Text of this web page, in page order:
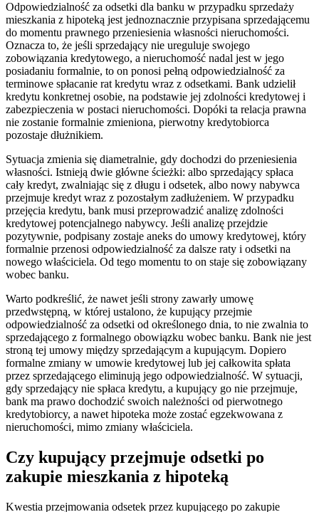
Odpowiedzialność za odsetki dla banku w przypadku sprzedaży
mieszkania z hipoteką jest jednoznacznie przypisana sprzedającemu
do momentu prawnego przeniesienia własności nieruchomości.
Oznacza to, że jeśli sprzedający nie ureguluje swojego
zobowiązania kredytowego, a nieruchomość nadal jest w jego
posiadaniu formalnie, to on ponosi pełną odpowiedzialność za
terminowe spłacanie rat kredytu wraz z odsetkami. Bank udzielił
kredytu konkretnej osobie, na podstawie jej zdolności kredytowej i
zabezpieczenia w postaci nieruchomości. Dopóki ta relacja prawna
nie zostanie formalnie zmieniona, pierwotny kredytobiorca
pozostaje dłużnikiem.
Sytuacja zmienia się diametralnie, gdy dochodzi do przeniesienia
własności. Istnieją dwie główne ścieżki: albo sprzedający spłaca
cały kredyt, zwalniając się z długu i odsetek, albo nowy nabywca
przejmuje kredyt wraz z pozostałym zadłużeniem. W przypadku
przejęcia kredytu, bank musi przeprowadzić analizę zdolności
kredytowej potencjalnego nabywcy. Jeśli analizę przejdzie
pozytywnie, podpisany zostaje aneks do umowy kredytowej, który
formalnie przenosi odpowiedzialność za dalsze raty i odsetki na
nowego właściciela. Od tego momentu to on staje się zobowiązany
wobec banku.
Warto podkreślić, że nawet jeśli strony zawarły umowę
przedwstępną, w której ustalono, że kupujący przejmie
odpowiedzialność za odsetki od określonego dnia, to nie zwalnia to
sprzedającego z formalnego obowiązku wobec banku. Bank nie jest
stroną tej umowy między sprzedającym a kupującym. Dopiero
formalne zmiany w umowie kredytowej lub jej całkowita spłata
przez sprzedającego eliminują jego odpowiedzialność. W sytuacji,
gdy sprzedający nie spłaca kredytu, a kupujący go nie przejmuje,
bank ma prawo dochodzić swoich należności od pierwotnego
kredytobiorcy, a nawet hipoteka może zostać egzekwowana z
nieruchomości, mimo zmiany właściciela.
Czy kupujący przejmuje odsetki po
zakupie mieszkania z hipoteką
Kwestia przejmowania odsetek przez kupującego po zakupie